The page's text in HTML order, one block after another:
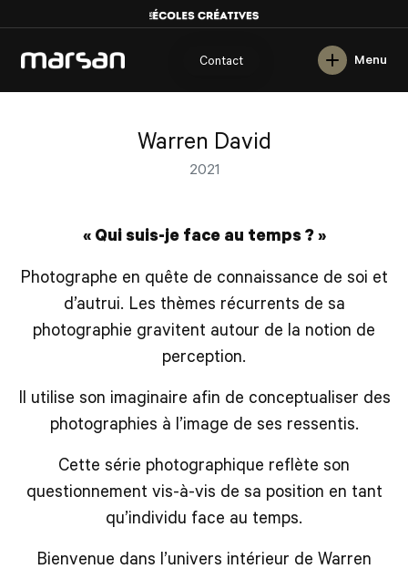
Contact Menu
English
Warren David
2021
« Qui suis-je face au temps ? »
Photographe en quête de connaissance de soi et
d’autrui. Les thèmes récurrents de sa
photographie gravitent autour de la notion de
perception
Il utilise son imaginaire afin de conceptualiser des
photographies à l’image de ses ressentis.
Cette série photographique reflète son
questionnement vis-à-vis de sa position en tant
qu’individu face au temps.
Bienvenue dans l’univers intérieur de Warren